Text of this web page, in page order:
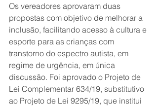
Os vereadores aprovaram duas
propostas com objetivo de melhorar a
inclusão, facilitando acesso à cultura e
esporte para as crianças com
transtorno do espectro autista, em
regime de urgência, em única
discussão. Foi aprovado o Projeto de
Lei Complementar 634/19, substitutivo
ao Projeto de Lei 9295/19, que institui